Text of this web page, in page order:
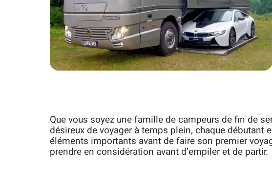
Que vous soyez une famille de campeurs de fin de
désireux de voyager à temps plein, chaque débutant
éléments importants avant de faire son premier
prendre en considération avant d’empiler et de partir.